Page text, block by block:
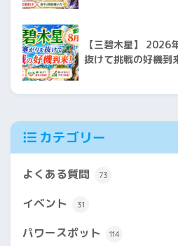
【三碧木星】 2026
抜けて挑戦の好機到
カテゴリー
よくある質問 73
イベント 31
パワースポット 114